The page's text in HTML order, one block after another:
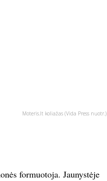
Moteris.lt koliažas (Vida Press nuotr.)
formuotoja. Jaunystėje